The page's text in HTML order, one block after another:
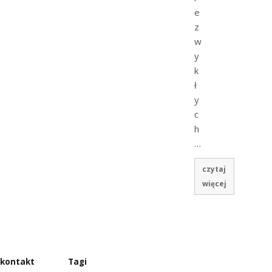
e
z
w
y
k
ł
y
c
h
…
czytaj
więcej
kontakt Tagi